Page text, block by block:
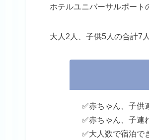
ホテルユニバーサルポート
大人2人、子供5人の合計7
✅赤ちゃん、子供
✅赤ちゃん、子連
✅大人数で宿泊で